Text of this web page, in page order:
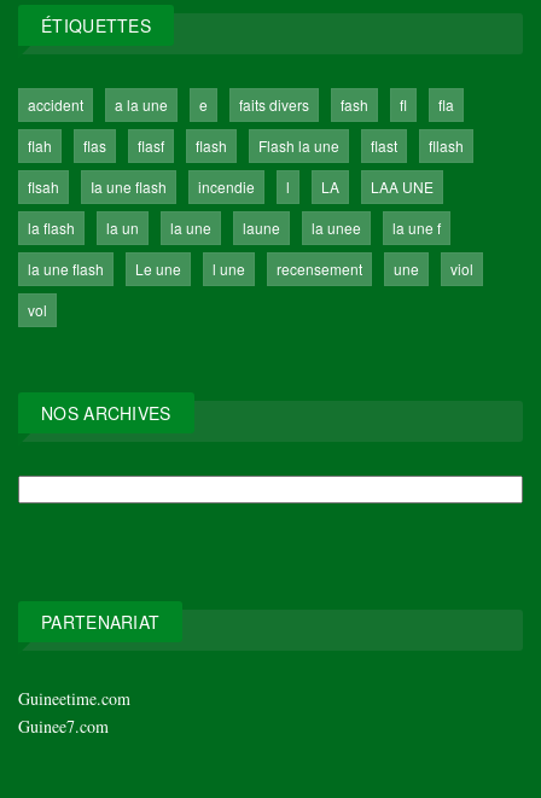
ÉTIQUETTES
accident a la une e faits divers fash fl
fla
flah
flas flasf flash Flash la une flast
fllash
flsah
Ia une flash incendie l LA
LAA UNE
la flash
la un la une laune la unee
la une f
la une flash
Le une l une recensement une
viol
vol
NOS ARCHIVES
PARTENARIAT
Guineetime.com
Guinee7.com